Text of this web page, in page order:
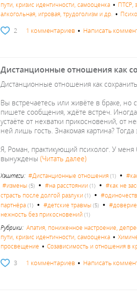
пути, кризис идентичности, самооценка • ПТСР,
алкогольная, игровая, трудоголизм и др. •
2 1 комментариев • Написать
Дистанционные отношения как
Дистанционные отношения как
Вы встречаетесь или живёте в браке, но
пишете сообщения, ждёте встреч.
устаёте от нехватки прикосновений, от
ней лишь гость. Знакомая картина? Тогда
Я, Роман, практикующий психолог. У
вынуждены(Читать далее)
Хэштеги:#Дистанционные отношения (1) •
#измены (5) •#на расстоянии (1) •#как не
страсть после долгой разлуки (1) •
партнёра (1) •#детские травмы (5) •#доверие
нежность без прикосновений (1)
Рубрики:Апатия, пониженное настроение,
пути, кризис идентичности, самооценка •
просвещение •Созависимость и отношения в
3 1 комментариев • Написать